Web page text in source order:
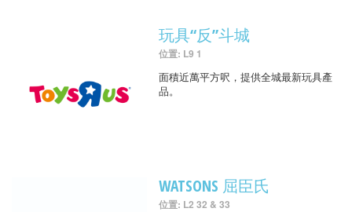
玩具“反”斗城
位置: L9 1
面積近萬平方呎，提供全城最新玩具產
品。
WATSONS 屈臣氏
位置: L2 32 & 33